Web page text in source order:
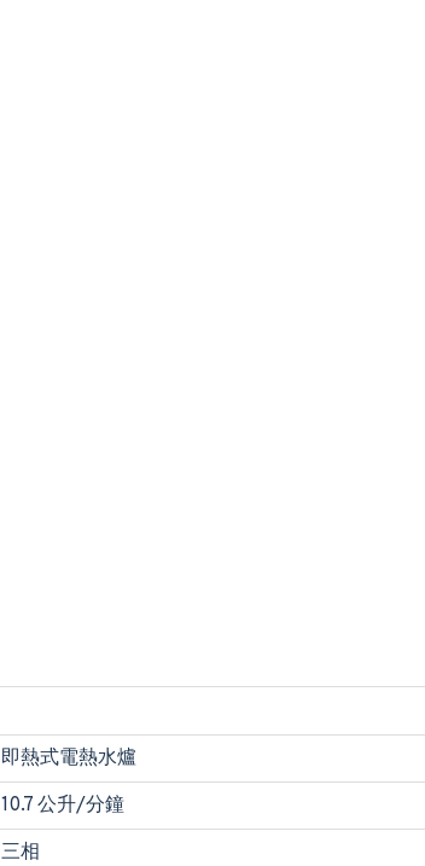
即熱式電熱水爐
10.7 公升/分鐘
三相